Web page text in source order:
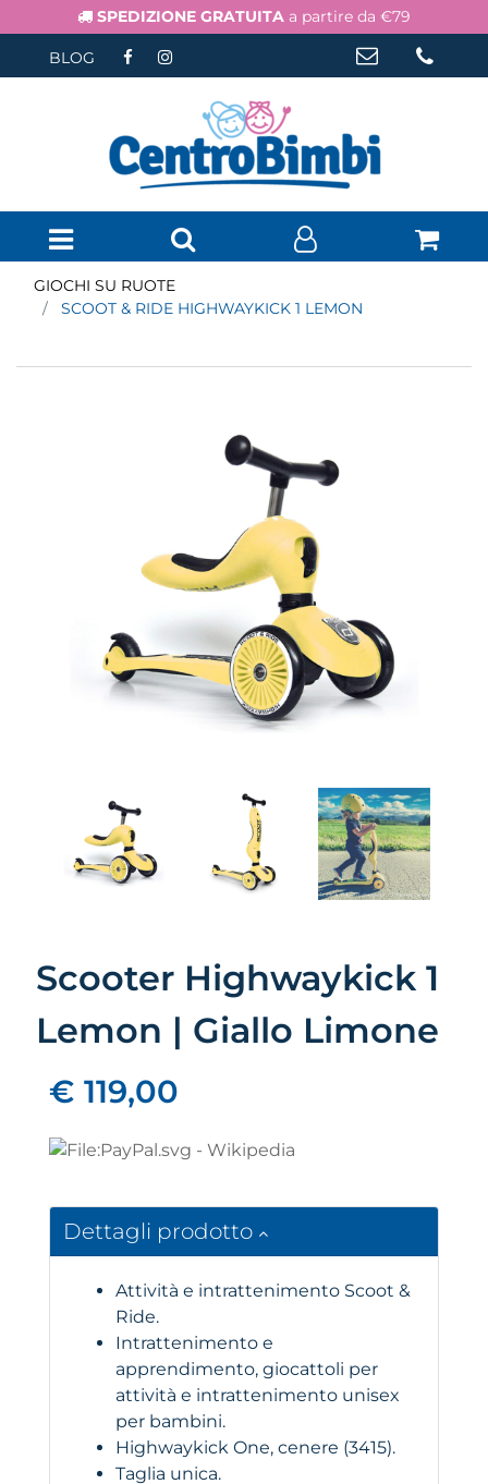
SPEDIZIONE GRATUITA a partire da €79
BLOG
Open menu
GIOCHI SU RUOTE
SCOOT & RIDE HIGHWAYKICK 1 LEMON
Scooter Highwaykick 1
Lemon | Giallo Limone
€ 119,00
Dettagli prodotto
Attività e intrattenimento Scoot &
Ride.
Intrattenimento e
apprendimento, giocattoli per
attività e intrattenimento unisex
per bambini.
Highwaykick One, cenere (3415).
Taglia unica.